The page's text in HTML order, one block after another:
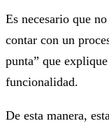
Es necesario que
contar con un
punta” que
funcionalidad.
De esta manera,